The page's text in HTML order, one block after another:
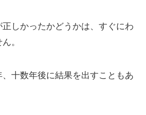
しかったかどうかは、すぐにわ
。
十数年後に結果を出すこともあ